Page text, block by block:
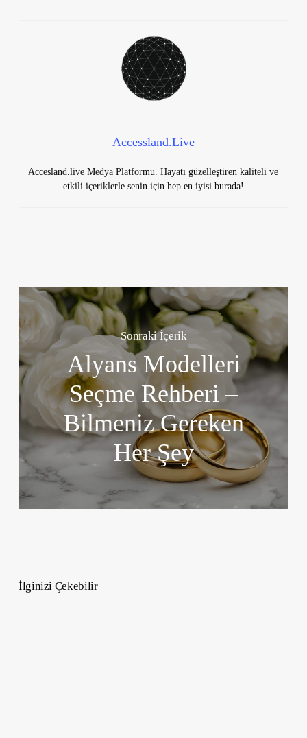
Accessland.Live
Accesland.live Medya Platformu. Hayatı güzelleştiren kaliteli ve
etkili içeriklerle senin için hep en iyisi burada!
Sonraki İçerik
Alyans Modelleri
Seçme Rehberi –
Bilmeniz Gereken
Her Şey
İlginizi Çekebilir